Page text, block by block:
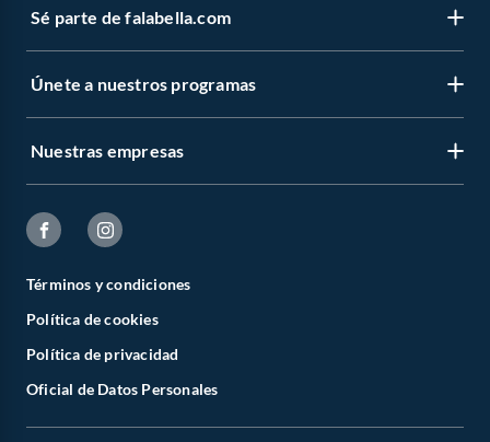
Sé parte de falabella.com
Únete a nuestros programas
Nuestras empresas
Términos y condiciones
Política de cookies
Política de privacidad
Oficial de Datos Personales